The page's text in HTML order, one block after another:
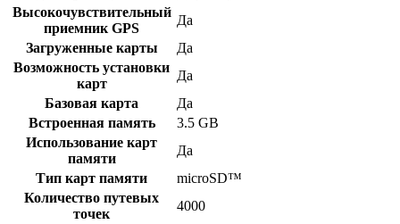
Высокочувствительный
приемник GPS
Да
Загруженные карты
Да
Возможность установки
карт
Да
Базовая карта
Да
Встроенная память
3.5 GB
Использование карт
памяти
Да
Тип карт памяти
microSD™
Количество путевых
точек
4000